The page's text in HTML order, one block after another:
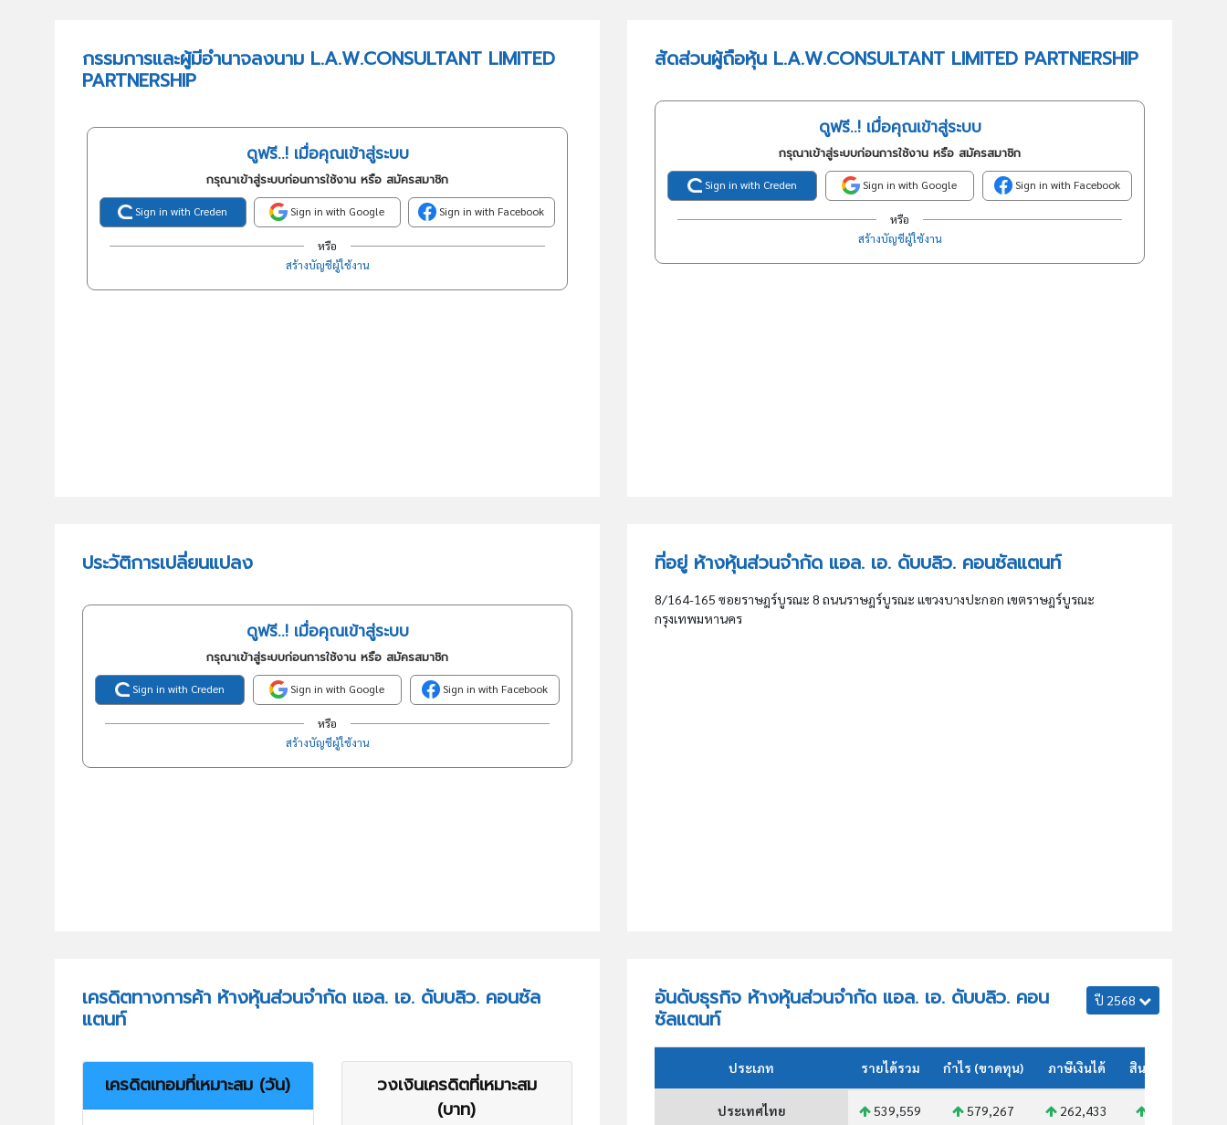
กรรมการและผู้มีอำนาจลงนาม L.A.W.CONSULTANT LIMITED
PARTNERSHIP
ดูฟรี..! เมื่อคุณเข้าสู่ระบบ
กรุณาเข้าสู่ระบบก่อนการใช้งาน หรือ สมัครสมาชิก
Sign in with Creden Sign in with Google Sign in with Facebook
หรือ
สร้างบัญชีผู้ใช้งาน
สัดส่วนผู้ถือหุ้น L.A.W.CONSULTANT LIMITED PARTNERSHIP
ดูฟรี..! เมื่อคุณเข้าสู่ระบบ
กรุณาเข้าสู่ระบบก่อนการใช้งาน หรือ สมัครสมาชิก
Sign in with Creden Sign in with Google Sign in with Facebook
หรือ
สร้างบัญชีผู้ใช้งาน
ประวัติการเปลี่ยนแปลง
ดูฟรี..! เมื่อคุณเข้าสู่ระบบ
กรุณาเข้าสู่ระบบก่อนการใช้งาน หรือ สมัครสมาชิก
Sign in with Creden Sign in with Google Sign in with Facebook
หรือ
สร้างบัญชีผู้ใช้งาน
ที่อยู่ ห้างหุ้นส่วนจำกัด แอล. เอ. ดับบลิว. คอนซัลแตนท์
8/164-165 ซอยราษฎร์บูรณะ 8 ถนนราษฎร์บูรณะ แขวงบางปะกอก เขตราษฎร์บูรณะ
กรุงเทพมหานคร
เครดิตทางการค้า ห้างหุ้นส่วนจำกัด แอล. เอ. ดับบลิว. คอนซัล
แตนท์
เครดิตเทอมที่เหมาะสม (วัน)
วงเงินเครดิตที่เหมาะสม
(บาท)
อันดับธุรกิจ ห้างหุ้นส่วนจำกัด แอล. เอ. ดับบลิว. คอน
ซัลแตนท์
ปี 2568
ประเภท รายได้รวม กำไร (ขาดทุน) ภาษีเงินได้ สินทรัพย์รวม
ประเทศไทย 539,559 579,267 262,433